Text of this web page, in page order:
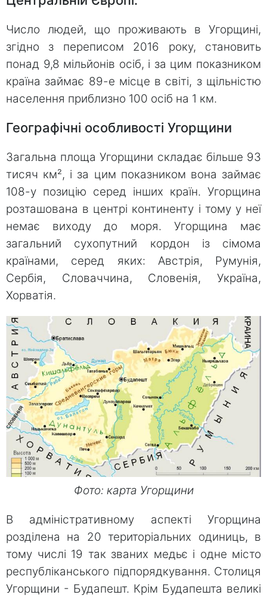
Число людей, що проживають в Угорщині,
згідно з переписом 2016 року, становить
понад 9,8 мільйонів осіб, і за цим показником
країна займає 89-е місце в світі, з щільністю
населення приблизно 100 осіб на 1 км.
Географічні особливості Угорщини
Загальна площа Угорщини складає більше 93
тисяч км², і за цим показником вона займає
108-у позицію серед інших країн. Угорщина
розташована в центрі континенту і тому у неї
немає виходу до моря. Угорщина має
загальний сухопутний кордон із сімома
країнами, серед яких: Австрія, Румунія,
Сербія, Словаччина, Словенія, Україна,
Хорватія.
Фото: карта Угорщини
В адміністративному аспекті Угорщина
розділена на 20 територіальних одиниць, в
тому числі 19 так званих медьє і одне місто
республіканського підпорядкування. Столиця
Угорщини - Будапешт. Крім Будапешта великі